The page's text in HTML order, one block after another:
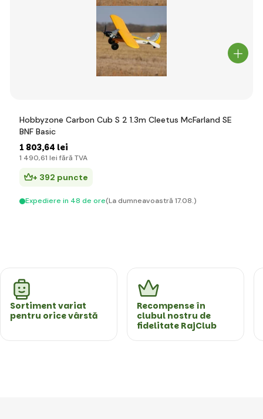
Hobbyzone Carbon Cub S 2 1.3m Cleetus McFarland SE
BNF Basic
1 803,64 lei
1 490,61 lei fără TVA
+ 392 puncte
Expediere in 48 de ore(La dumneavoastră 17.08.)
Sortiment variat
pentru orice vârstă
Recompense în
clubul nostru de
fidelitate RajClub